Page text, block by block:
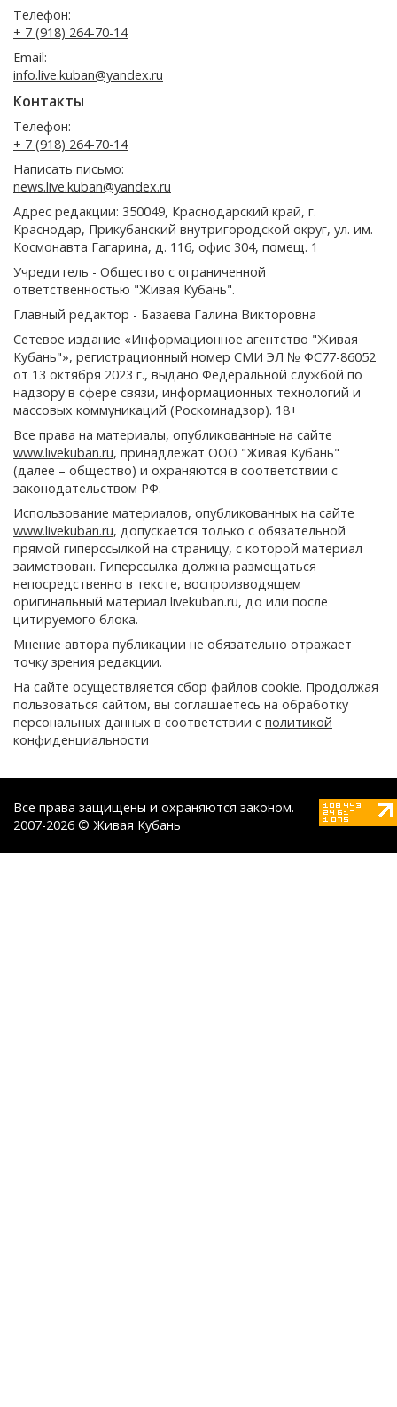
Телефон:
+ 7 (918) 264-70-14
Email:
info.live.kuban@yandex.ru
Контакты
Телефон:
+ 7 (918) 264-70-14
Написать письмо:
news.live.kuban@yandex.ru
Адрес редакции: 350049, Краснодарский край, г.
Краснодар, Прикубанский внутригородской округ, ул. им.
Космонавта Гагарина, д. 116, офис 304, помещ. 1
Учредитель - Общество с ограниченной
ответственностью "Живая Кубань".
Главный редактор - Базаева Галина Викторовна
Сетевое издание «Информационное агентство "Живая
Кубань"», регистрационный номер СМИ ЭЛ № ФС77-86052
от 13 октября 2023 г., выдано Федеральной службой по
надзору в сфере связи, информационных технологий и
массовых коммуникаций (Роскомнадзор). 18+
Все права на материалы, опубликованные на сайте
www.livekuban.ru, принадлежат ООО "Живая Кубань"
(далее – общество) и охраняются в соответствии с
законодательством РФ.
Использование материалов, опубликованных на сайте
www.livekuban.ru, допускается только с обязательной
прямой гиперссылкой на страницу, с которой материал
заимствован. Гиперссылка должна размещаться
непосредственно в тексте, воспроизводящем
оригинальный материал livekuban.ru, до или после
цитируемого блока.
Мнение автора публикации не обязательно отражает
точку зрения редакции.
На сайте осуществляется сбор файлов cookie. Продолжая
пользоваться сайтом, вы соглашаетесь на обработку
персональных данных в соответствии с политикой
конфиденциальности
Все права защищены и охраняются законом.
2007-2026 © Живая Кубань